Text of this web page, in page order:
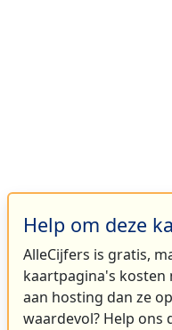
Help om deze
AlleCijfers is gratis,
kaartpagina's kosten
aan hosting dan ze
waardevol? Help ons